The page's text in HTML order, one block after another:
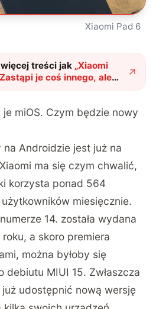
Xiaomi Pad 6
treści jak „Xiaomi
je coś innego, ale
?
miOS. Czym będzie nowy
Androidzie jest już na
ma się czym chwalić,
korzysta ponad 564
miesięcznie.
14. została wydana
a skoro premiera
można byłoby się
debiutu MIUI 15. Zwłaszcza
udostępnić nową wersję